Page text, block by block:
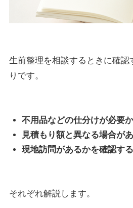
生前整理を相談するときに確認
りです。
不用品などの仕分けが必要
見積もり額と異なる場合が
現地訪問があるかを確認する
それぞれ解説します。